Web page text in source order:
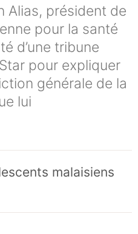
Alias, président de
pour la santé
d’une tribune
pour expliquer
générale de la
lui
malaisiens